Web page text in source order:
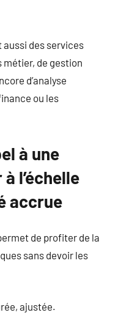
aussi des services
métier, de gestion
d’analyse
ou les
à une
l’échelle
accrue
de profiter de la
sans devoir les
ajustée.